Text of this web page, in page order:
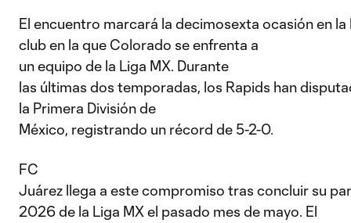
El encuentro marcará la decimosexta ocasión en
club en la que Colorado se enfrenta a
un equipo de la Liga MX. Durante
las últimas dos temporadas, los Rapids han
la Primera División de
México, registrando un récord de 5-2-0.
FC
Juárez llega a este compromiso tras concluir su
2026 de la Liga MX el pasado mes de mayo. El